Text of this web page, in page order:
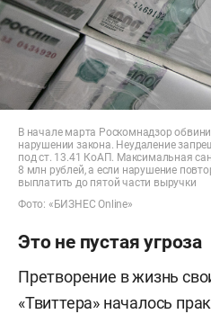
В начале марта Роскомнадзор
нарушении закона. Неудаление
под ст. 13.41 КоАП. Максимальная
8 млн рублей, а если нарушение
выплатить до пятой части выручки
Фото: «БИЗНЕС Online»
Это не пустая угроза
Претворение в жизнь
«Твиттера» началось